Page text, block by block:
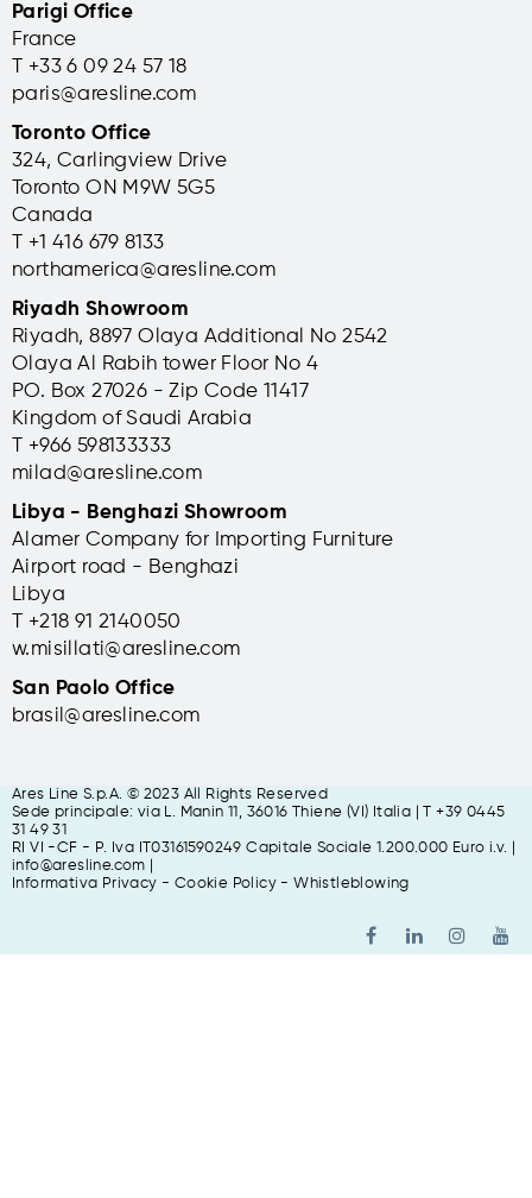
Banca, Trieste,
Italia
Pannelli fonoassorbenti
Airgraf stampati per la
pieno centro Trieste.
scopri di più
Fonology per risolvere i
problemi acustici negli
spazi del distretto
Italia
Sala conferenze con
pareti pannellate
Fonology per un
ottimale assorbimento
(VI), Italia
uno spazio espositivo
con tutti i prodotti
dedicati alla percezione
Parigi Office
France
T +33 6 09 24 57 18
paris@aresline.com
Toronto Office
324, Carlingview Drive
Toronto ON M9W 5G5
Canada
T +1 416 679 8133
northamerica@aresline.com
Riyadh Showroom
Riyadh, 8897 Olaya Additional No 2542
Olaya Al Rabih tower Floor No 4
PO. Box 27026 - Zip Code 11417
Kingdom of Saudi Arabia
T +966 598133333
milad@aresline.com
Libya - Benghazi Showroom
Alamer Company for Importing Furniture
Airport road - Benghazi
Libya
T +218 91 2140050
w.misillati@aresline.com
San Paolo Office
brasil@aresline.com
Ares Line S.p.A. © 2023 All Rights Reserved
Sede principale: via L. Manin 11, 36016 Thiene (VI) Italia | T +39 0445
31 49 31
RI VI -CF - P. Iva IT03161590249 Capitale Sociale 1.200.000 Euro i.v. |
info@aresline.com |
Informativa Privacy - Cookie Policy -Whistleblowing